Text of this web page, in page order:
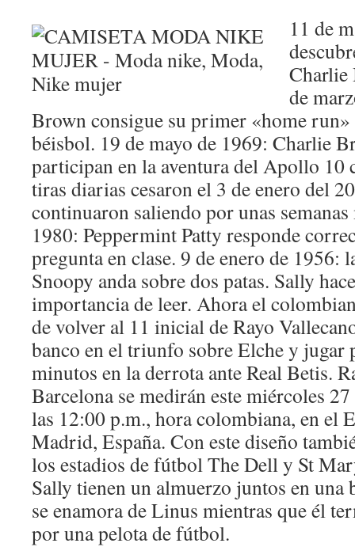
11 de
Charlie
de
Brown consigue su primer «home
béisbol. 19 de mayo de 1969: Charlie
participan en la aventura del Apollo 10
tiras diarias cesaron el 3 de enero del
continuaron saliendo por unas semanas
1980: Peppermint Patty responde
pregunta en clase. 9 de enero de 1956:
Snoopy anda sobre dos patas. Sally
importancia de leer. Ahora el
de volver al 11 inicial de Rayo
banco en el triunfo sobre Elche y jugar
minutos en la derrota ante Real Betis.
Barcelona se medirán este miércoles
las 12:00 p.m., hora colombiana, en el
Madrid, España. Con este diseño
los estadios de fútbol The Dell y St
Sally tienen un almuerzo juntos en una
se enamora de Linus mientras que él
por una pelota de fútbol.